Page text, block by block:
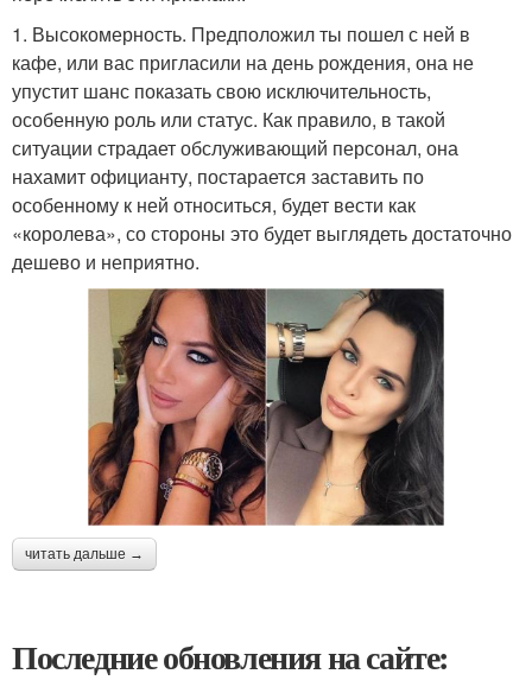
1. Высокомерность. Предположил ты пошел с ней в
кафе, или вас пригласили на день рождения, она не
упустит шанс показать свою исключительность,
особенную роль или статус. Как правило, в такой
ситуации страдает обслуживающий персонал, она
нахамит официанту, постарается заставить по
особенному к ней относиться, будет вести как
«королева», со стороны это будет выглядеть достаточно
дешево и неприятно.
читать дальше →
Последние обновления на сайте: